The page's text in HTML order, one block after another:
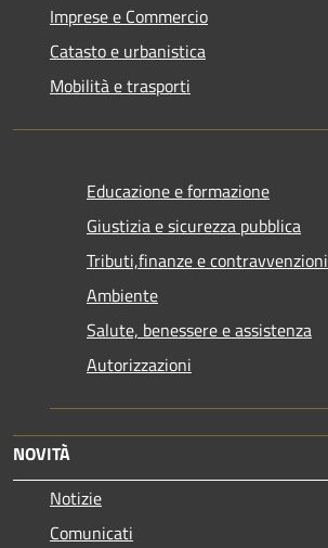
Imprese e Commercio
Catasto e urbanistica
Mobilità e trasporti
Educazione e formazione
Giustizia e sicurezza pubblica
Tributi,finanze e contravvenzioni
Ambiente
Salute, benessere e assistenza
Autorizzazioni
NOVITÀ
Notizie
Comunicati